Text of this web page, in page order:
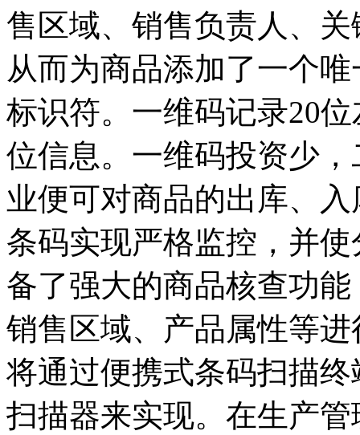
售区域、销售负责人、
从而为商品添加了一个
标识符。一维码记录20
位信息。一维码投资少
业便可对商品的出库、
条码实现严格监控，并
备了强大的商品核查功
销售区域、产品属性等
将通过便携式条码扫描
扫描器来实现。在生产